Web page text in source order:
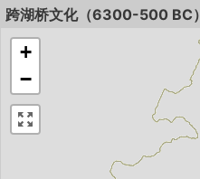
跨湖桥文化（6300-500 BC）
+
−